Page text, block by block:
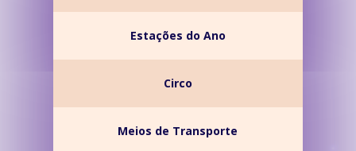
Estações do Ano
Circo
Meios de Transporte